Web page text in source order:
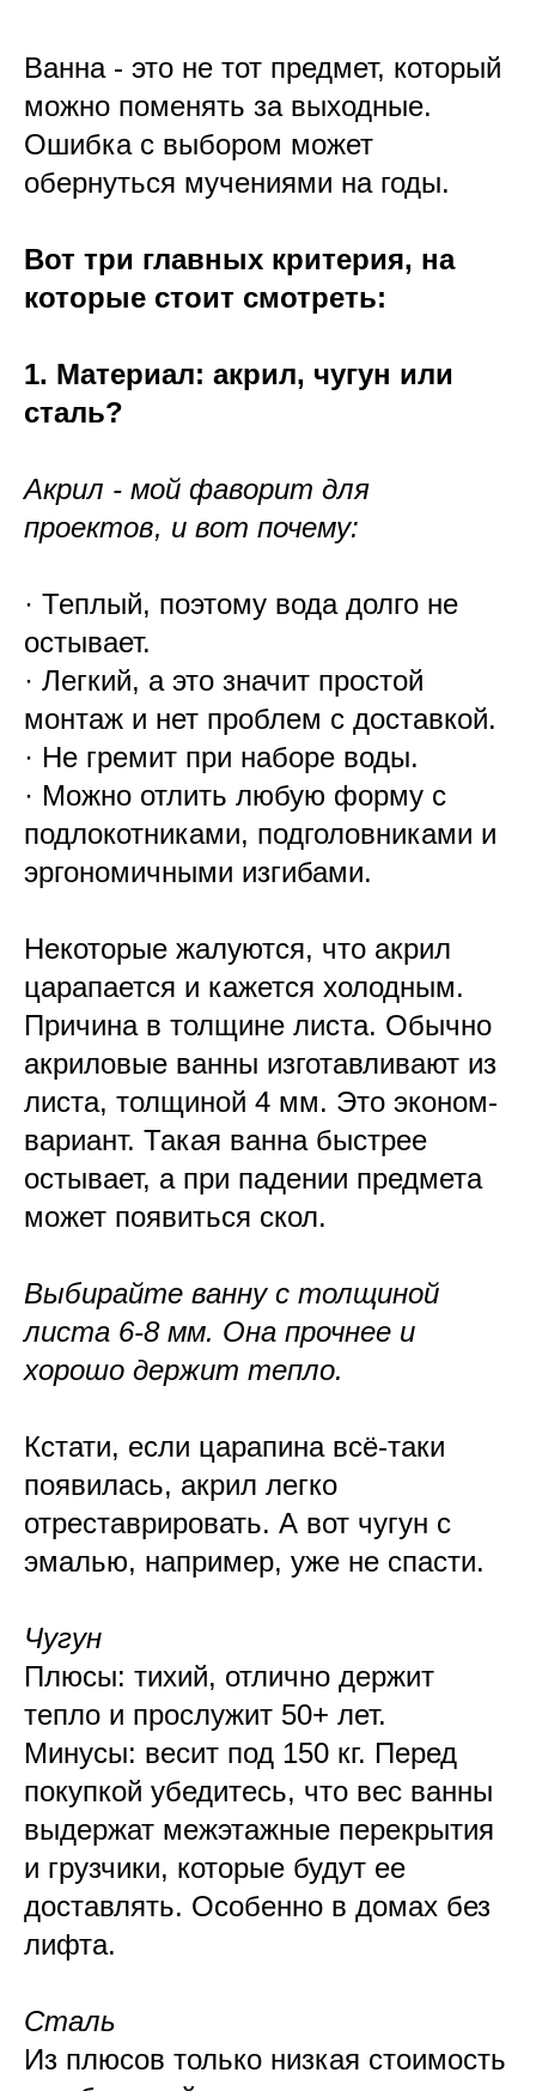
Ванна - это не тот предмет, который
можно поменять за выходные.
Ошибка с выбором может
обернуться мучениями на годы.
Вот три главных критерия, на
которые стоит смотреть:
1. Материал: акрил, чугун или
сталь?
Акрил - мой фаворит для
проектов, и вот почему:
· Теплый, поэтому вода долго не
остывает.
· Легкий, а это значит простой
монтаж и нет проблем с доставкой.
· Не гремит при наборе воды.
· Можно отлить любую форму с
подлокотниками, подголовниками и
эргономичными изгибами.
Некоторые жалуются, что акрил
царапается и кажется холодным.
Причина в толщине листа. Обычно
акриловые ванны изготавливают из
листа, толщиной 4 мм. Это эконом-
вариант. Такая ванна быстрее
остывает, а при падении предмета
может появиться скол.
Выбирайте ванну с толщиной
листа 6-8 мм. Она прочнее и
хорошо держит тепло.
Кстати, если царапина всё-таки
появилась, акрил легко
отреставрировать. А вот чугун с
эмалью, например, уже не спасти.
Чугун
Плюсы: тихий, отлично держит
тепло и прослужит 50+ лет.
Минусы: весит под 150 кг. Перед
покупкой убедитесь, что вес ванны
выдержат межэтажные перекрытия
и грузчики, которые будут ее
доставлять. Особенно в домах без
лифта.
Сталь
Из плюсов только низкая стоимость